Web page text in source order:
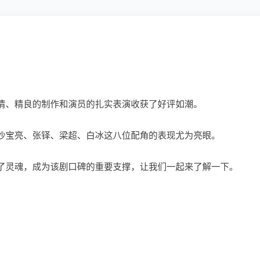
精良的制作和演员的扎实表演收获了好评如潮。
亮、张铎、梁超、白冰这八位配角的表现尤为亮眼。
魂，成为该剧口碑的重要支撑，让我们一起来了解一下。